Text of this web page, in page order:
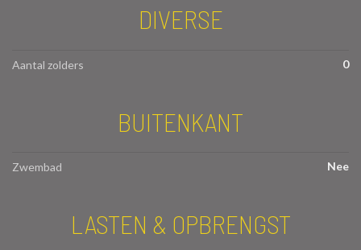
DIVERSE
Aantal zolders 0
BUITENKANT
Zwembad Nee
LASTEN & OPBRENGST